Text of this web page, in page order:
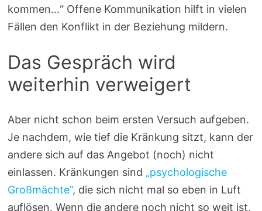
kommen…“ Offene Kommunikation hilft in vielen
Fällen den Konflikt in der Beziehung mildern.
Das Gespräch wird
weiterhin verweigert
Aber nicht schon beim ersten Versuch aufgeben.
Je nachdem, wie tief die Kränkung sitzt, kann der
andere sich auf das Angebot (noch) nicht
einlassen. Kränkungen sind „psychologische
Großmächte“, die sich nicht mal so eben in Luft
auflösen. Wenn die andere noch nicht so weit ist,